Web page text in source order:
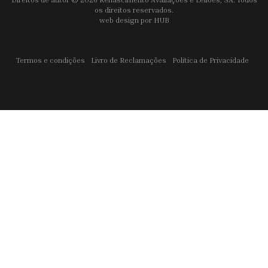
os direitos reservados.
web design por HUB
Termos e condições Livro de Reclamações Política de Privacidade